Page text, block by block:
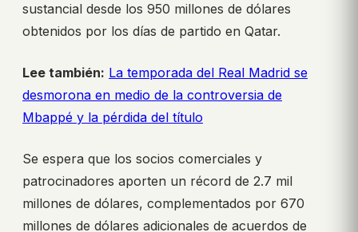
sustancial desde los 950 millones de dólares
obtenidos por los días de partido en Qatar.
Lee también: La temporada del Real Madrid se
desmorona en medio de la controversia de
Mbappé y la pérdida del título
Se espera que los socios comerciales y
patrocinadores aporten un récord de 2.7 mil
millones de dólares, complementados por 670
millones de dólares adicionales de acuerdos de